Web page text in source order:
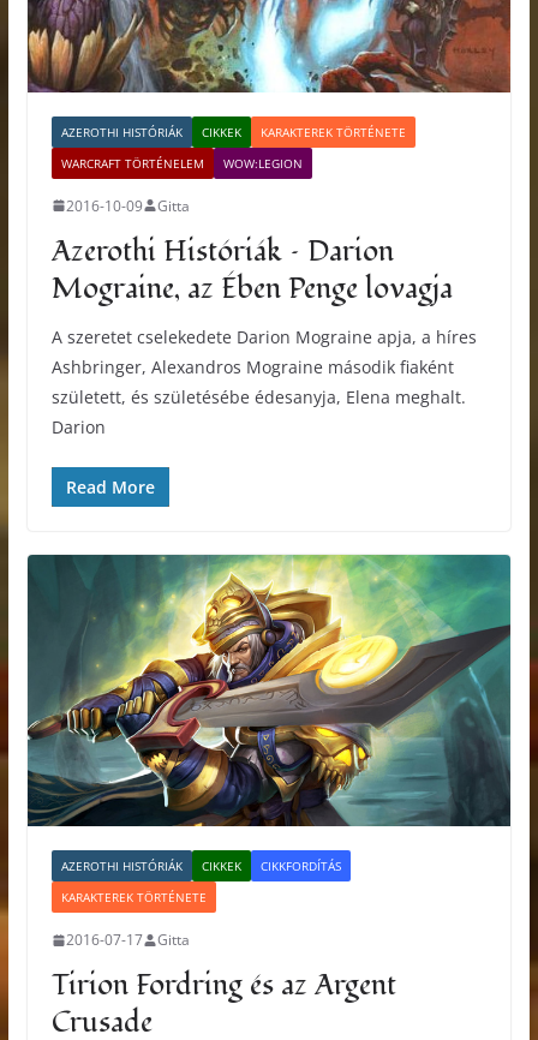
AZEROTHI HISTÓRIÁK CIKKEK
KARAKTEREK TÖRTÉNETE
WARCRAFT TÖRTÉNELEM
WOW:LEGION
2016-10-09 Gitta
Azerothi Históriák – Darion
Mograine, az Ében Penge lovagja
A szeretet cselekedete Darion Mograine apja, a híres
Ashbringer, Alexandros Mograine második fiaként
született, és születésébe édesanyja, Elena meghalt.
Darion
Read More
AZEROTHI HISTÓRIÁK CIKKEK
CIKKFORDÍTÁS
KARAKTEREK TÖRTÉNETE
2016-07-17 Gitta
Tirion Fordring és az Argent
Crusade